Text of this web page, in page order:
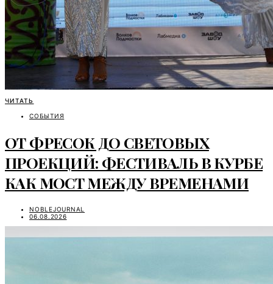
ЧИТАТЬ
СОБЫТИЯ
ОТ ФРЕСОК ДО СВЕТОВЫХ
ПРОЕКЦИЙ: ФЕСТИВАЛЬ В КУРБЕ
КАК МОСТ МЕЖДУ ВРЕМЕНАМИ
NOBLEJOURNAL
06.08.2026